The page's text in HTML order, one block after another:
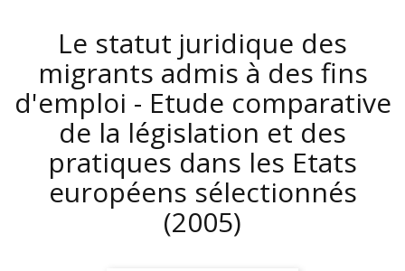
Le statut juridique des
migrants admis à des fins
d'emploi - Etude comparative
de la législation et des
pratiques dans les Etats
européens sélectionnés
(2005)